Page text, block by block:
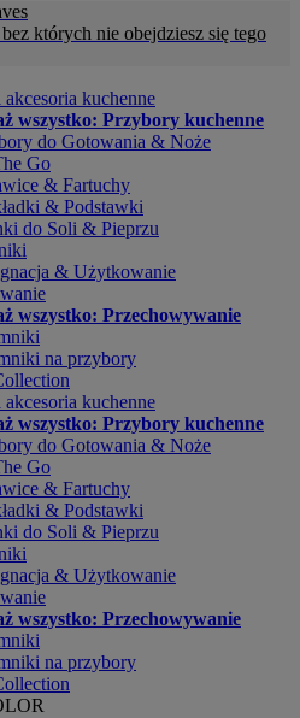
których nie obejdziesz się tego
kuchenne
wszystko: Przybory kuchenne
do Gotowania & Noże
Go
& Fartuchy
& Podstawki
do Soli & Pieprzu
& Użytkowanie
wszystko: Przechowywanie
na przybory
kuchenne
wszystko: Przybory kuchenne
do Gotowania & Noże
Go
& Fartuchy
& Podstawki
do Soli & Pieprzu
& Użytkowanie
wszystko: Przechowywanie
na przybory